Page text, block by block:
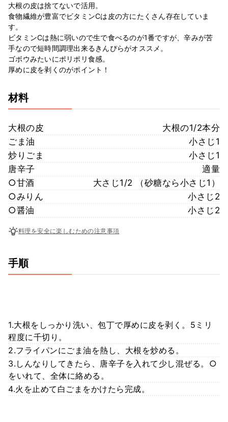
大根の皮は捨てないで活用。
食物繊維が豊富でビタミンCは皮の方にたくさん存在していま
す。
ビタミンCは熱に弱いので生で食べるのが1番ですが、辛みが苦
手なので短時間調理出来るきんぴらがオススメ。
ゴボウみたいにポリポリ食感。
厚めに皮を剥くのがポイント！
材料
大根の皮
大根の1/2本分
ごま油
小さじ1
炒りごま
小さじ1
唐辛子
適量
○甘酒
大さじ1/2 （砂糖なら小さじ1）
○みりん
小さじ2
○醤油
小さじ2
料理を安全に楽しむための注意事項
手順
1.大根をしっかり洗い、包丁で厚めに皮を剥く。5ミリ
程度に千切り。
2.フライパンにごま油を熱し、大根を炒める。
3.しんなりしてきたら、唐辛子を入れて少し混ぜる。○
をいれて、全体に絡める。
4.火を止めて白ごまをかけたら完成。